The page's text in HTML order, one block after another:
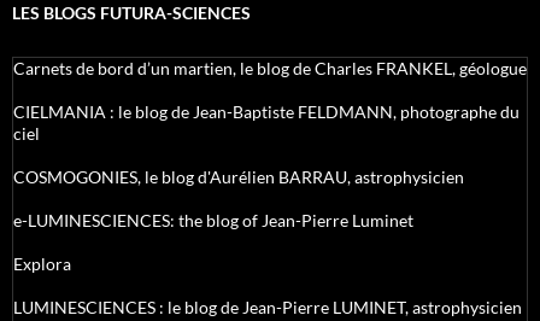
LES BLOGS FUTURA-SCIENCES
Carnets de bord d’un martien, le blog de Charles FRANKEL, géologue
CIELMANIA : le blog de Jean-Baptiste FELDMANN, photographe du
ciel
COSMOGONIES, le blog d'Aurélien BARRAU, astrophysicien
e-LUMINESCIENCES: the blog of Jean-Pierre Luminet
Explora
LUMINESCIENCES : le blog de Jean-Pierre LUMINET, astrophysicien